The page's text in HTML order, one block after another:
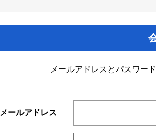
メールアドレスとパスワー
メールアドレス